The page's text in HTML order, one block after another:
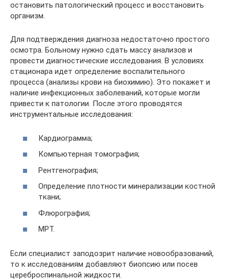
остановить патологический процесс и восстановить
организм.
Для подтверждения диагноза недостаточно простого
осмотра. Больному нужно сдать массу анализов и
провести диагностические исследования. В условиях
стационара идет определение воспалительного
процесса (анализы крови на биохимию). Это покажет и
наличие инфекционных заболеваний, которые могли
привести к патологии. После этого проводятся
инструментальные исследования:
Кардиограмма;
Компьютерная томография;
Рентгенография;
Определение плотности минерализации костной
ткани;
Флюрография;
МРТ.
Если специалист заподозрит наличие новообразований,
то к исследованиям добавляют биопсию или посев
цереброспинальной жидкости.